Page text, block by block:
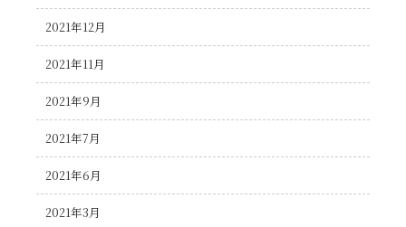
2021年12月
2021年11月
2021年9月
2021年7月
2021年6月
2021年3月